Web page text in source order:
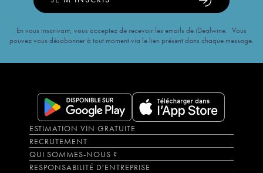
En vous inscrivant, vous acceptez de recevoir les emails de iDealwine. Vous
pouvez vous désabonner à tout moment via le lien présent dans chaque message.
ESTIMATION VIN GRATUITE
RECRUTEMENT
QUI SOMMES-NOUS ?
RESPONSABILITÉ D'ENTREPRISE